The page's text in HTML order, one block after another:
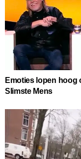
Emoties lopen hoog
Slimste Mens